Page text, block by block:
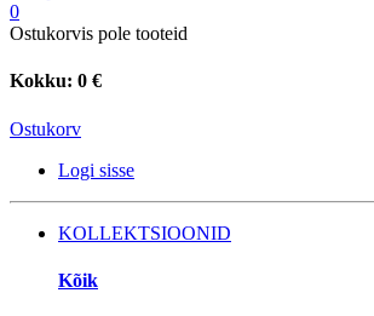
0
Ostukorvis pole tooteid
Kokku: 0 €
Ostukorv
Logi sisse
KOLLEKTSIOONID
Kõik